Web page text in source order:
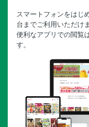
スマートフォンをはじ
台までご利用いただけ
便利なアプリでの閲覧
す。